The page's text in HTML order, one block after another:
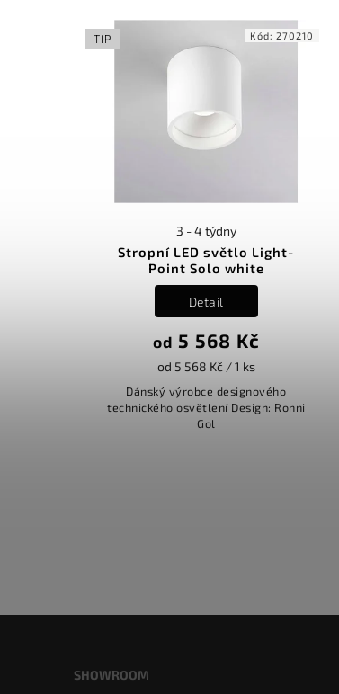
TIP
Stropní LED světlo Light-
Point Solo white
3 - 4 týdny
od 5 568 Kč
od 5 568 Kč / 1 ks
Detail
Dánský výrobce designového
technického osvětlení Design: Ronni
Gol
Kód:270210
SHOWROOM